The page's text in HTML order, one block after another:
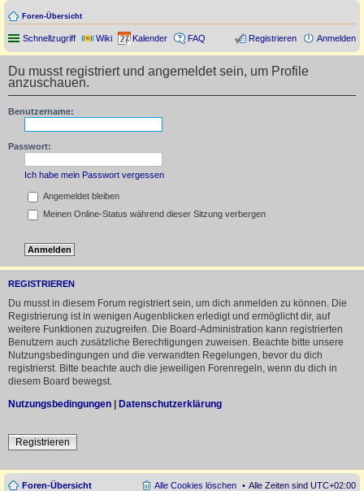
Foren-Übersicht
Schnellzugriff Wiki Kalender FAQ Anmelden
Registrieren
Du musst registriert und angemeldet sein, um Profile
anzuschauen.
Benutzername:
Passwort:
Ich habe mein Passwort vergessen
Angemeldet bleiben
Meinen Online-Status während dieser Sitzung verbergen
REGISTRIEREN
Du musst in diesem Forum registriert sein, um dich anmelden zu können. Die
Registrierung ist in wenigen Augenblicken erledigt und ermöglicht dir, auf
weitere Funktionen zuzugreifen. Die Board-Administration kann registrierten
Benutzern auch zusätzliche Berechtigungen zuweisen. Beachte bitte unsere
Nutzungsbedingungen und die verwandten Regelungen, bevor du dich
registrierst. Bitte beachte auch die jeweiligen Forenregeln, wenn du dich in
diesem Board bewegst.
Nutzungsbedingungen | Datenschutzerklärung
Registrieren
Foren-Übersicht Alle Zeiten sind UTC+02:00
Alle Cookies löschen